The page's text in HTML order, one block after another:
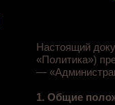
Настоящий
«Политика»)
—
1. Общие